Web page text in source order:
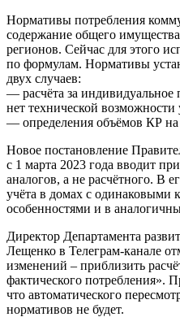
Нормативы потребления
содержание общего
регионов. Сейчас для этого
по формулам. Нормативы
двух случаев:
— расчёта за индивидуальное
нет технической возможности
— определения объёмов КР
Новое постановление
с 1 марта 2023 года вводит
аналогов, а не расчётного. В
учёта в домах с одинаковыми
особенностями и в
Директор Департамента
Лещенко в Телеграм-канале
изменений – приблизить
фактического потребления».
что автоматического
нормативов не будет.